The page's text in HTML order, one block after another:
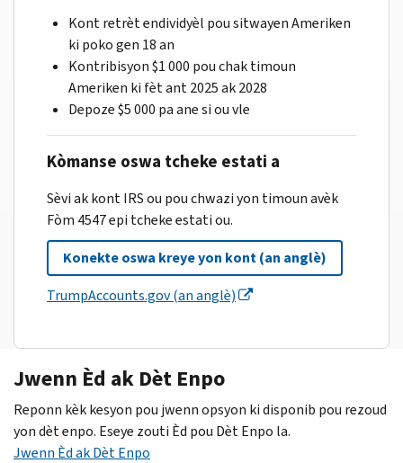
Kont retrèt endividyèl pou sitwayen Ameriken
ki poko gen 18 an
Kontribisyon $1 000 pou chak timoun
Ameriken ki fèt ant 2025 ak 2028
Depoze $5 000 pa ane si ou vle
Kòmanse oswa tcheke estati a
Sèvi ak kont IRS ou pou chwazi yon timoun avèk
Fòm 4547 epi tcheke estati ou.
Konekte oswa kreye yon kont (an anglè)
TrumpAccounts.gov (an anglè)
Jwenn Èd ak Dèt Enpo
Reponn kèk kesyon pou jwenn opsyon ki disponib pou rezoud
yon dèt enpo. Eseye zouti Èd pou Dèt Enpo la.
Jwenn Èd ak Dèt Enpo